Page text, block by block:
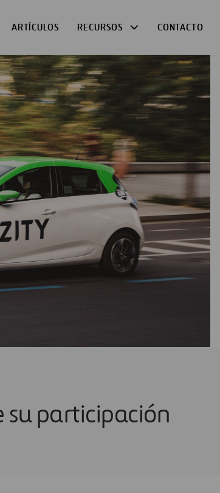
ARTÍCULOS RECURSOS CONTACTO
su participación